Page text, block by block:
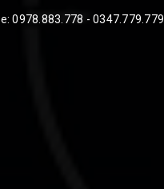
0978.883.778 - 0347.779.779